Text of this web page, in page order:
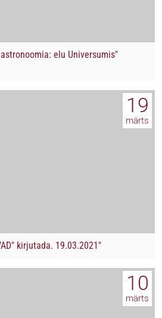
elu Universumis"
19
märts
kirjutada. 19.03.2021"
10
märts